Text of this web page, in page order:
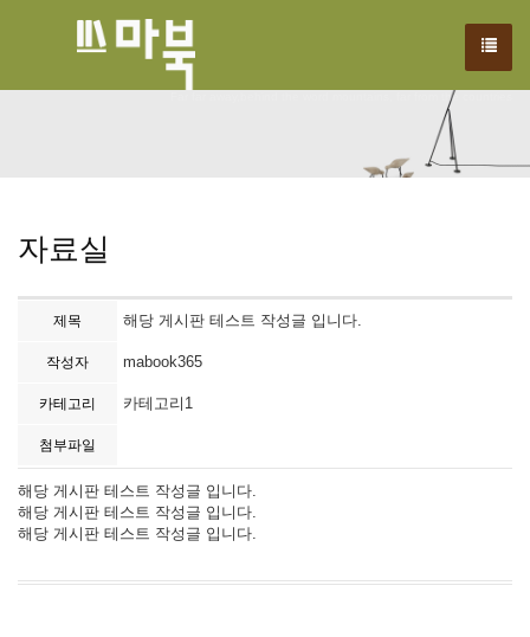
Far far away,behind the word mountains, far from the countries
자료실
제목 해당 게시판 테스트 작성글 입니다.
작성자 mabook365
카테고리 카테고리1
첨부파일
해당 게시판 테스트 작성글 입니다.
해당 게시판 테스트 작성글 입니다.
해당 게시판 테스트 작성글 입니다.